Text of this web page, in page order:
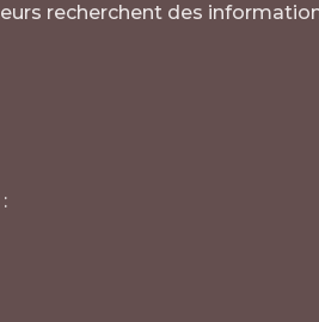
recherchent des